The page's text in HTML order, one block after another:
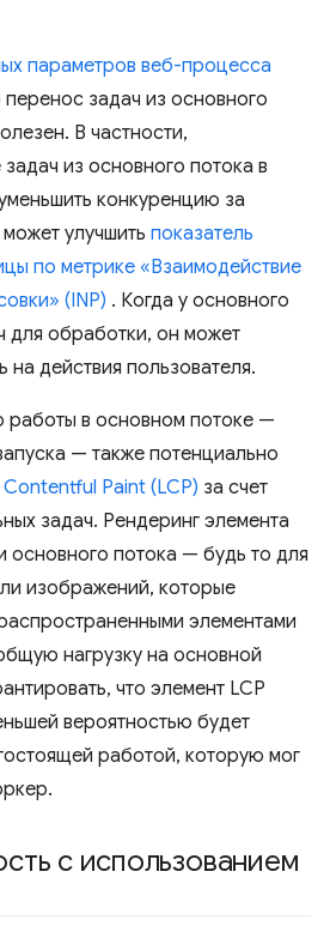
параметров веб-процесса
перенос задач из основного
В частности,
из основного потока в
конкуренцию за
улучшить показатель
по метрике «Взаимодействие
(INP) . Когда у основного
для обработки, он может
на действия пользователя.
работы в основном потоке —
— также потенциально
Paint (LCP) за счет
задач. Рендеринг элемента
основного потока — будь то для
изображений, которые
элементами
нагрузку на основной
что элемент LCP
вероятностью будет
работой, которую мог
с использованием